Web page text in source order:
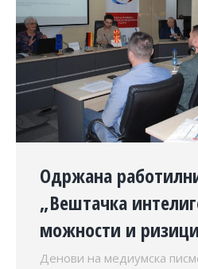
Одржана
„Вештачка
можности и
Денови на медиумска